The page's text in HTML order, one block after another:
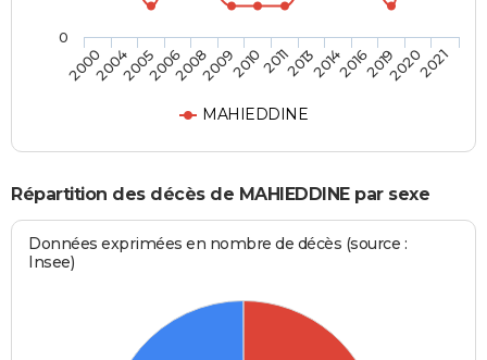
MAHIEDDINE
20002004200520062008200920102011201320142016201920202021
0
Répartition des décès de MAHIEDDINE par sexe
Données exprimées en nombre de décès (source :
Insee)